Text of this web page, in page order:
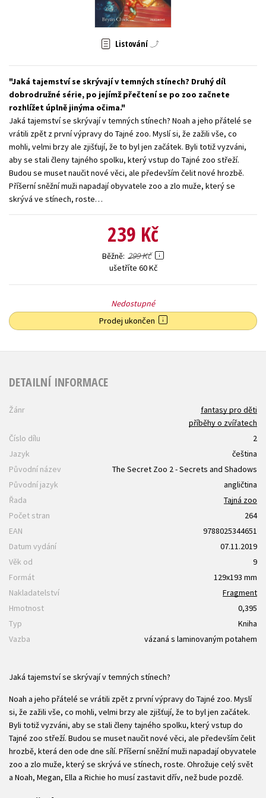
Zahraniční literatura
Všechny tituly
Listování
Jaká tajemství se skrývají v temných stínech? Druhý díl
dobrodružné série, po jejímž přečtení se po zoo začnete
rozhlížet úplně jinýma očima.
Jaká tajemství se skrývají v temných stínech? Noah a jeho přátelé se
vrátili zpět z první výpravy do Tajné zoo. Myslí si, že zažili vše, co
mohli, velmi brzy ale zjišťují, že to byl jen začátek. Byli totiž vyzváni,
aby se stali členy tajného spolku, který vstup do Tajné zoo střeží.
Budou se muset naučit nové věci, ale především čelit nové hrozbě.
Příšerní sněžní muži napadají obyvatele zoo a zlo muže, který se
skrývá ve stínech, roste…
239 Kč
Běžně 299 Kč
ušetříte 60 Kč
Nedostupné
Prodej ukončen
DETAILNÍ INFORMACE
Žánr
fantasy pro děti
příběhy o zvířatech
Číslo dílu
2
Jazyk
čeština
Původní název
The Secret Zoo 2 - Secrets and Shadows
Původní jazyk
angličtina
Řada
Tajná zoo
Počet stran
264
EAN
9788025344651
Datum vydání
07.11.2019
Věk od
9
Formát
129x193 mm
Nakladatelství
Fragment
Hmotnost
0,395
Typ
Kniha
Vazba
vázaná s laminovaným potahem
Jaká tajemství se skrývají v temných stínech?
Noah a jeho přátelé se vrátili zpět z první výpravy do Tajné zoo. Myslí
si, že zažili vše, co mohli, velmi brzy ale zjišťují, že to byl jen začátek.
Byli totiž vyzváni, aby se stali členy tajného spolku, který vstup do
Tajné zoo střeží. Budou se muset naučit nové věci, ale především čelit
hrozbě, která den ode dne sílí. Příšerní sněžní muži napadají obyvatele
zoo a zlo muže, který se skrývá ve stínech, roste. Ohrožuje celý svět
a Noah, Megan, Ella a Richie ho musí zastavit dřív, než bude pozdě.